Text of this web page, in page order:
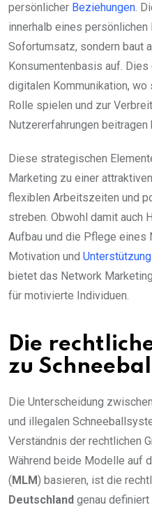
persönlicher Beziehungen.
innerhalb eines
Sofortumsatz, sondern baut
Konsumentenbasis auf.
digitalen Kommunikation,
Rolle spielen und zur
Nutzererfahrungen beitragen
Diese strategischen
Marketing zu einer
flexiblen Arbeitszeiten und
streben. Obwohl damit auch
Aufbau und die Pflege
Motivation und Unterstützung
bietet das Network
für motivierte Individuen.
Die
zu
Die Unterscheidung
und illegalen
Verständnis der rechtlichen
Während beide Modelle auf
( MLM) basieren, ist die
Deutschland genau